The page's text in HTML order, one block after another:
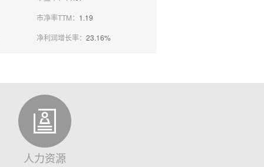
市净率TTM： 1.19
净利润增长率： 23.16%
人力资源